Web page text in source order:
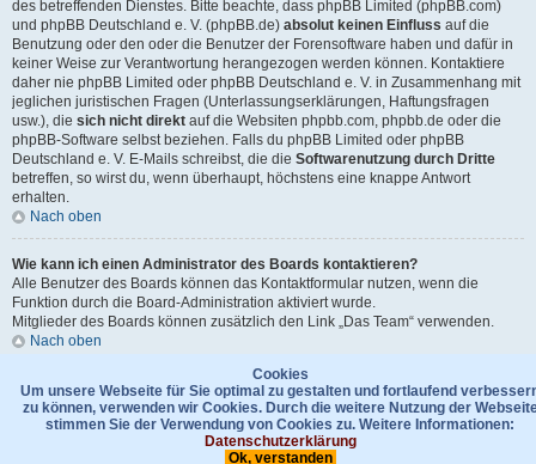
des betreffenden Dienstes. Bitte beachte, dass phpBB Limited (phpBB.com)
und phpBB Deutschland e. V. (phpBB.de) absolut keinen Einfluss auf die
Benutzung oder den oder die Benutzer der Forensoftware haben und dafür in
keiner Weise zur Verantwortung herangezogen werden können. Kontaktiere
daher nie phpBB Limited oder phpBB Deutschland e. V. in Zusammenhang mit
jeglichen juristischen Fragen (Unterlassungserklärungen, Haftungsfragen
usw.), die sich nicht direkt auf die Websiten phpbb.com, phpbb.de oder die
phpBB-Software selbst beziehen. Falls du phpBB Limited oder phpBB
Deutschland e. V. E-Mails schreibst, die die Softwarenutzung durch Dritte
betreffen, so wirst du, wenn überhaupt, höchstens eine knappe Antwort
erhalten.
Nach oben
Wie kann ich einen Administrator des Boards kontaktieren?
Alle Benutzer des Boards können das Kontaktformular nutzen, wenn die
Funktion durch die Board-Administration aktiviert wurde.
Mitglieder des Boards können zusätzlich den Link „Das Team“ verwenden.
Nach oben
Gehe zu
Cookies
Um unsere Webseite für Sie optimal zu gestalten und fortlaufend
zu können, verwenden wir Cookies. Durch die weitere Nutzung der
stimmen Sie der Verwendung von Cookies zu. Weitere Informationen:
Datenschutzerklärung
Ok, verstanden
Foren-Übersicht Das Team
Datenschutzerklärung
Kontakt